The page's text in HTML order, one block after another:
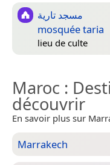
مسجد تارية
mosquée taria
lieu de culte
Maroc :
découvrir
En savoir plus sur
Marrakech